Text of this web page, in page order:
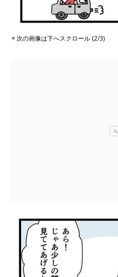
▼次の画像は下へスクロール (2/3)